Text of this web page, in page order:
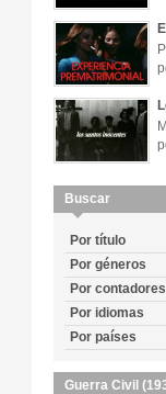
Buscar
Por título
Por géneros
Por contadores
Por idiomas
Por países
Guerra Civil